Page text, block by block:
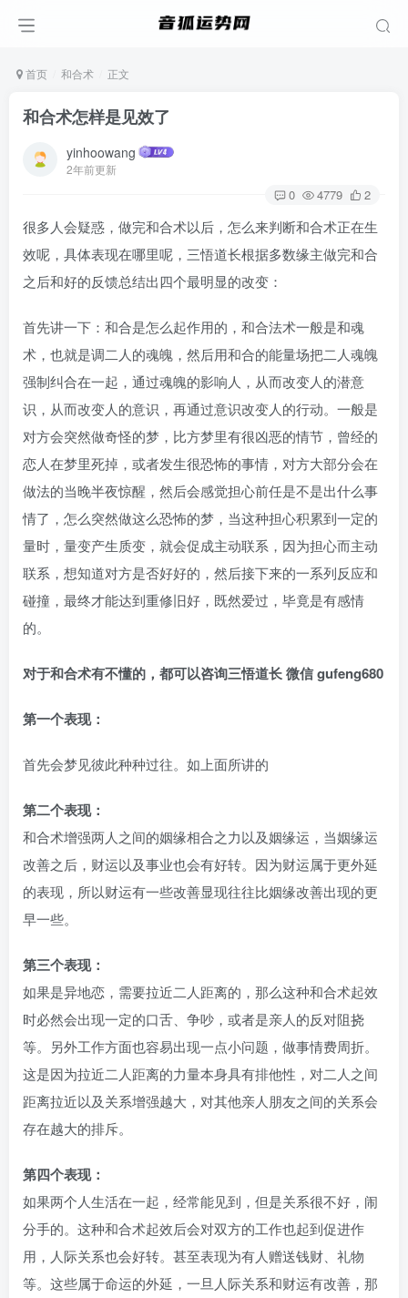
首页 和合术 正文
和合术怎样是见效了
yinhoowang
2年前更新
0 4779 2
很多人会疑惑，做完和合术以后，怎么来判断和合术正在生
效呢，具体表现在哪里呢，三悟道长根据多数缘主做完和合
之后和好的反馈总结出四个最明显的改变：
首先讲一下：和合是怎么起作用的，和合法术一般是和魂
术，也就是调二人的魂魄，然后用和合的能量场把二人魂魄
强制纠合在一起，通过魂魄的影响人，从而改变人的潜意
识，从而改变人的意识，再通过意识改变人的行动。一般是
对方会突然做奇怪的梦，比方梦里有很凶恶的情节，曾经的
恋人在梦里死掉，或者发生很恐怖的事情，对方大部分会在
做法的当晚半夜惊醒，然后会感觉担心前任是不是出什么事
情了，怎么突然做这么恐怖的梦，当这种担心积累到一定的
量时，量变产生质变，就会促成主动联系，因为担心而主动
联系，想知道对方是否好好的，然后接下来的一系列反应和
碰撞，最终才能达到重修旧好，既然爱过，毕竟是有感情
的。
对于和合术有不懂的，都可以咨询三悟道长 微信 gufeng680
第一个表现：
首先会梦见彼此种种过往。如上面所讲的
第二个表现：
和合术增强两人之间的姻缘相合之力以及姻缘运，当姻缘运
改善之后，财运以及事业也会有好转。因为财运属于更外延
的表现，所以财运有一些改善显现往往比姻缘改善出现的更
早一些。
第三个表现：
如果是异地恋，需要拉近二人距离的，那么这种和合术起效
时必然会出现一定的口舌、争吵，或者是亲人的反对阻挠
等。另外工作方面也容易出现一点小问题，做事情费周折。
这是因为拉近二人距离的力量本身具有排他性，对二人之间
距离拉近以及关系增强越大，对其他亲人朋友之间的关系会
存在越大的排斥。
第四个表现：
如果两个人生活在一起，经常能见到，但是关系很不好，闹
分手的。这种和合术起效后会对双方的工作也起到促进作
用，人际关系也会好转。甚至表现为有人赠送钱财、礼物
等。这些属于命运的外延，一旦人际关系和财运有改善，那